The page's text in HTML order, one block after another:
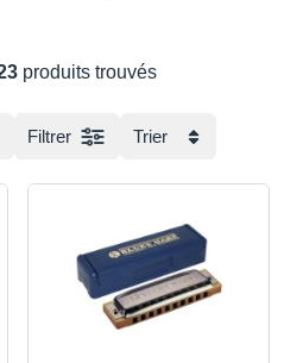
dans l'harmonica et
kazoos. Dans les années
électromécaniques
produits trouvés
Filtrer Trier